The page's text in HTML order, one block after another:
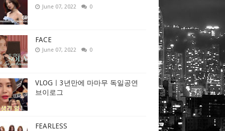
June 07, 2022 0
FACE
June 07, 2022 0
VLOGㅣ3년만에 마마무 독일공연
브이로그
FEARLESS